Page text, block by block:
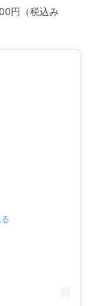
円（税込み